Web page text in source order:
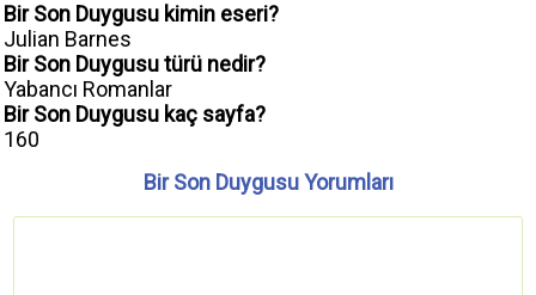
Bir Son Duygusu kimin eseri?
Julian Barnes
Bir Son Duygusu türü nedir?
Yabancı Romanlar
Bir Son Duygusu kaç sayfa?
160
Bir Son Duygusu Yorumları